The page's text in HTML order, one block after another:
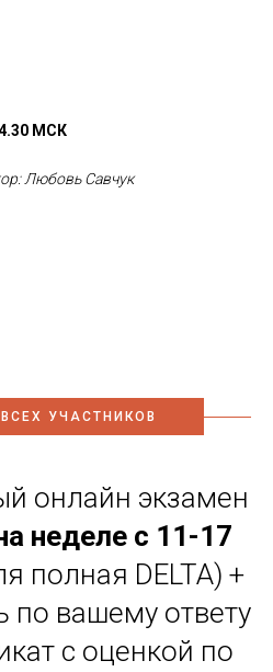
МСК
Любовь Савчук
УЧАСТНИКОВ
онлайн экзамен
неделе с 11-17
полная DELTA) +
по вашему ответу
с оценкой по